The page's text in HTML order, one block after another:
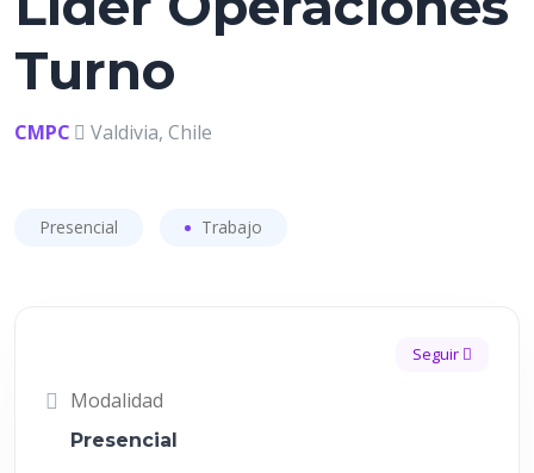
Turno
CMPC Valdivia, Chile
Presencial Trabajo
Seguir
Modalidad
Presencial